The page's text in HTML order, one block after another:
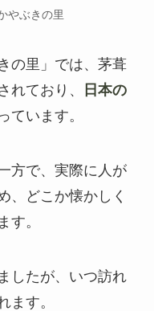
やぶきの里
の里」では、茅葺
れており、
日本の
ています。
方で、実際に人が
、どこか懐かしく
す。
したが、いつ訪れ
ます。